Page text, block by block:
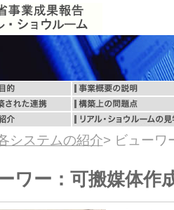
システムの紹介> ビューワ
ワー：可搬媒体作